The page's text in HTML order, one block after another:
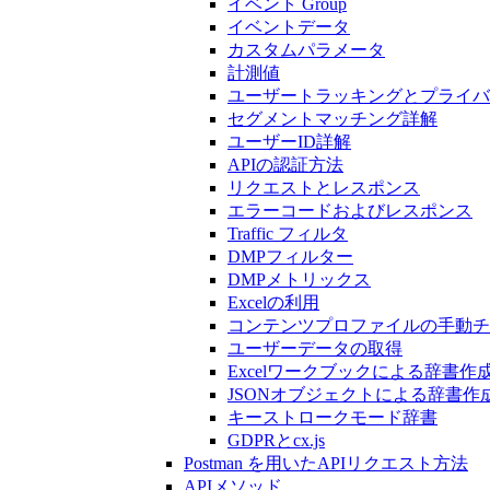
イベント Group
イベントデータ
カスタムパラメータ
計測値
ユーザートラッキングとプライ
セグメントマッチング詳解
ユーザーID詳解
APIの認証方法
リクエストとレスポンス
エラーコードおよびレスポンス
Traffic フィルタ
DMPフィルター
DMPメトリックス
Excelの利用
コンテンツプロファイルの手動
ユーザーデータの取得
Excelワークブックによる辞書作
JSONオブジェクトによる辞書作
キーストロークモード辞書
GDPRとcx.js
Postman を用いたAPIリクエスト方法
APIメソッド